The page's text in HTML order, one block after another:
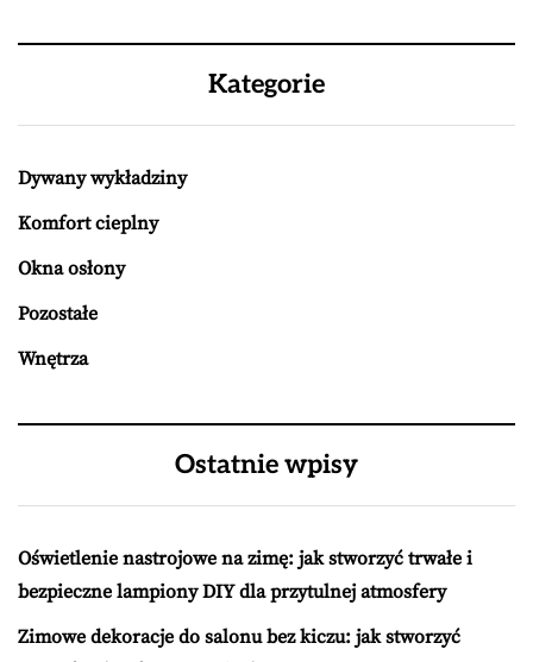
Kategorie
Dywany wykładziny
Komfort cieplny
Okna osłony
Pozostałe
Wnętrza
Ostatnie wpisy
Oświetlenie nastrojowe na zimę: jak stworzyć trwałe i
bezpieczne lampiony DIY dla przytulnej atmosfery
Zimowe dekoracje do salonu bez kiczu: jak stworzyć